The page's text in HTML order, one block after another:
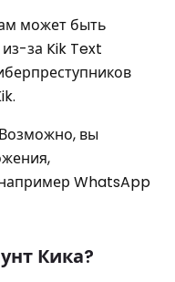
может быть
за Kik Text
вы
WhatsApp
Кика?